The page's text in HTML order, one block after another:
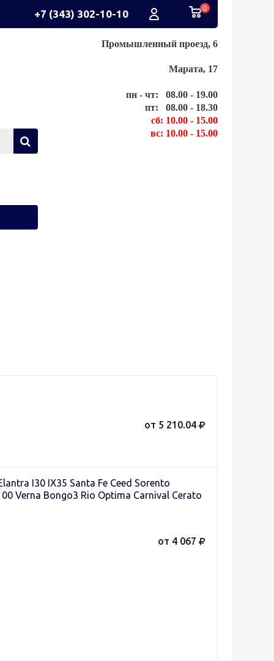
+7 (343) 302-10-10 0
Промышленный проезд, 6
Марата, 17
пн - чт: 08.00 - 19.00
пт: 08.00 - 18.30
сб: 10.00 - 15.00
вс: 10.00 - 15.00
от 5 210.04
I30 IX35 Santa Fe Ceed Sorento
Verna Bongo3 Rio Optima Carnival Cerato
от 4 067